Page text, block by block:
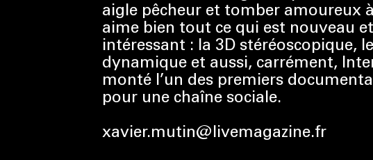
aigle pêcheur et tomber amoureux
aime bien tout ce qui est nouveau et
intéressant : la 3D stéréoscopique,
dynamique et aussi, carrément,
monté l’un des premiers
pour une chaîne sociale.
xavier.mutin@livemagazine.fr